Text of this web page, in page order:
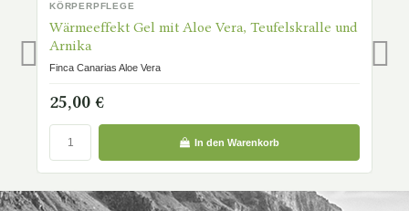
KÖRPERPFLEGE
Wärmeeffekt Gel mit Aloe Vera, Teufelskralle und
Arnika
Finca Canarias Aloe Vera
25,00 €
In den Warenkorb